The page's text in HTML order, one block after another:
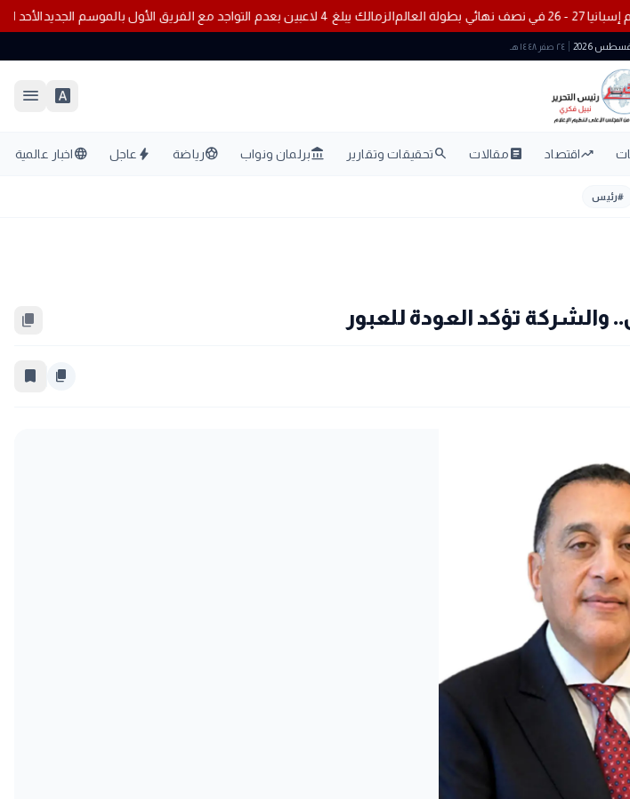
27 - 26 في نصف نهائي بطولة العالم الزمالك يبلغ 4 لاعبين بعدم التواجد مع الفريق الأول بالموسم الجديد
٢٤ صفر ١٤٤٨ هـ
font_download
menu
trending_upاقتصاد articleمقالات searchتحقيقات وتقارير account_balanceبرلمان ونواب sports_soccerرياضة bolt عاجل languageاخبار عالمية
#رئيس
تؤكد العودة للعبور content_copy
content_copy
bookmark_border